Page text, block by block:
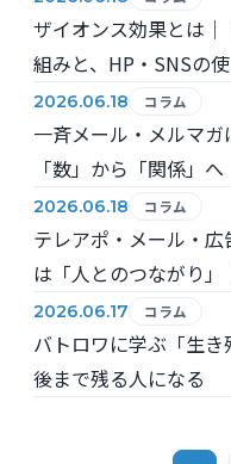
ザイオンス効果とは
組みと、HP・SNSの
2026.06.18 コラム
一斉メール・メルマガ
「数」から「関係」へ
2026.06.18 コラム
テレアポ・メール・
は「人とのつながり
2026.06.17 コラム
バトロワに学ぶ「生
後まで残る人になる